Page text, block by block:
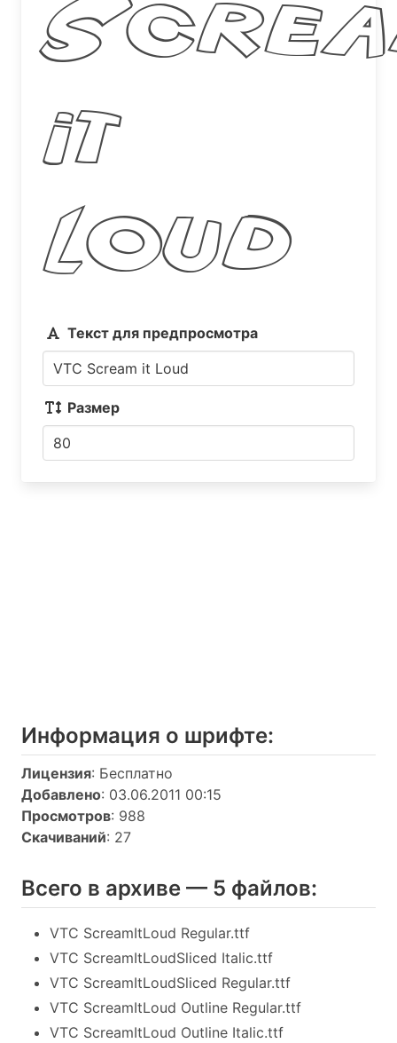
it
Loud
Текст для предпросмотра
Размер
Информация о шрифтe:
Лицензия: Бесплатно
Добавлено: 03.06.2011 00:15
Просмотров: 988
Скачиваний: 27
Всего в архиве — 5 файлов:
VTC ScreamItLoud Regular.ttf
VTC ScreamItLoudSliced Italic.ttf
VTC ScreamItLoudSliced Regular.ttf
VTC ScreamItLoud Outline Regular.ttf
VTC ScreamItLoud Outline Italic.ttf